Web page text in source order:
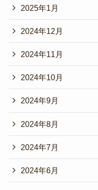
2025年1月
2024年12月
2024年11月
2024年10月
2024年9月
2024年8月
2024年7月
2024年6月